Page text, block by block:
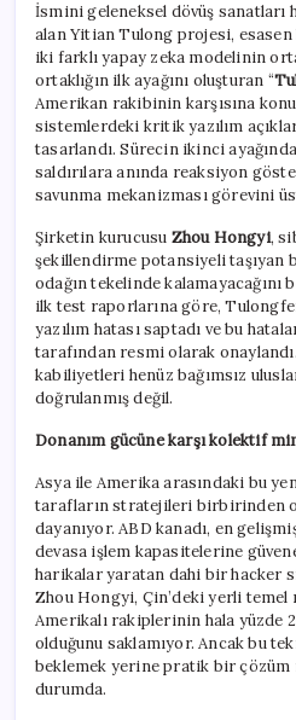
İsmini geleneksel dövüş
alan Yitian Tulong projesi,
iki farklı yapay zeka modelinin
ortaklığın ilk ayağını oluşturan “
Amerikan rakibinin karşısına
sistemlerdeki kritik yazılım
tasarlandı. Sürecin ikinci
saldırılara anında reaksiyon
savunma mekanizması görevini
Şirketin kurucusu Zhou Hongyi,
şekillendirme potansiyeli taşıyan
odağın tekelinde
ilk test raporlarına göre,
yazılım hatası saptadı ve bu
tarafından resmi olarak
kabiliyetleri henüz bağımsız
doğrulanmış değil.
Donanım gücüne karşı kolektif
Asya ile Amerika arasındaki bu
tarafların stratejileri birbirinden
dayanıyor. ABD kanadı, en
devasa işlem kapasitelerine
harikalar yaratan dahi bir hacker
Zhou Hongyi, Çin’deki yerli
Amerikalı rakiplerinin hala yüzde
olduğunu saklamıyor. Ancak bu
beklemek yerine pratik bir
durumda.